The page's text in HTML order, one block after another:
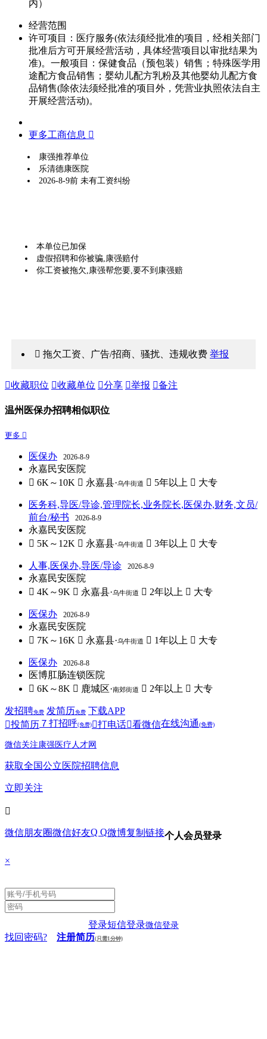
内）
经营范围
许可项目：医疗服务(依法须经批准的项目，经相关部门
批准后方可开展经营活动，具体经营项目以审批结果为
准)。一般项目：保健食品（预包装）销售；特殊医学用
途配方食品销售；婴幼儿配方乳粉及其他婴幼儿配方食
品销售(除依法须经批准的项目外，凭营业执照依法自主
开展经营活动)。
更多工商信息 
康强推荐单位
乐清德康医院
2026-8-9前 未有工资纠纷
本单位已加保
虚假招聘和你被骗,康强赔付
你工资被拖欠,康强帮您要,要不到康强赔
 拖欠工资、广告/招商、骚扰、违规收费举报
收藏职位 收藏单位 分享 举报 备注
温州医保办招聘相似职位
更多 
医保办 2026-8-9
永嘉民安医院
 6K～10K  永嘉县·乌牛街道  5年以上  大专
医务科,导医/导诊,管理院长,业务院长,医保办,财务,文员/
前台/秘书
2026-8-9
永嘉民安医院
 5K～12K  永嘉县·乌牛街道  3年以上  大专
人事,医保办,导医/导诊 2026-8-9
永嘉民安医院
 4K～9K  永嘉县·乌牛街道  2年以上  大专
医保办 2026-8-9
永嘉民安医院
 7K～16K  永嘉县·乌牛街道  1年以上  大专
医保办 2026-8-8
医博肛肠连锁医院
 6K～8K  鹿城区·南郊街道  2年以上  大专
发招聘免费 发简历免费 下载APP
投简历 ７ 打招呼(免费) 打电话看微信在线沟通(免费)
微信关注康强医疗人才网
获取全国公立医院招聘信息
立即关注

微信朋友圈微信好友Q Q微博复制链接个人会员登录
×
登录短信登录微信登录
找回密码? 注册简历(只需1分钟)